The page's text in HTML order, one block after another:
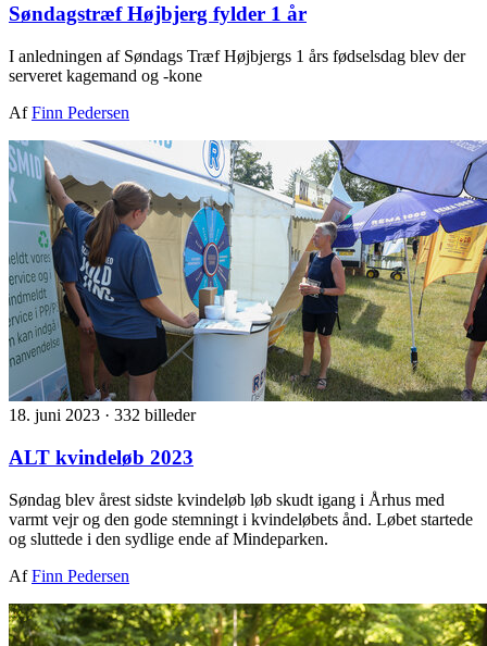
Søndagstræf Højbjerg fylder 1 år
I anledningen af Søndags Træf Højbjergs 1 års fødselsdag blev der
serveret kagemand og -kone
AfFinn Pedersen
18. juni 2023 · 332 billeder
ALT kvindeløb 2023
Søndag blev årest sidste kvindeløb løb skudt igang i Århus med
varmt vejr og den gode stemningt i kvindeløbets ånd. Løbet startede
og sluttede i den sydlige ende af Mindeparken.
AfFinn Pedersen